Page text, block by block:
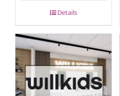
Details